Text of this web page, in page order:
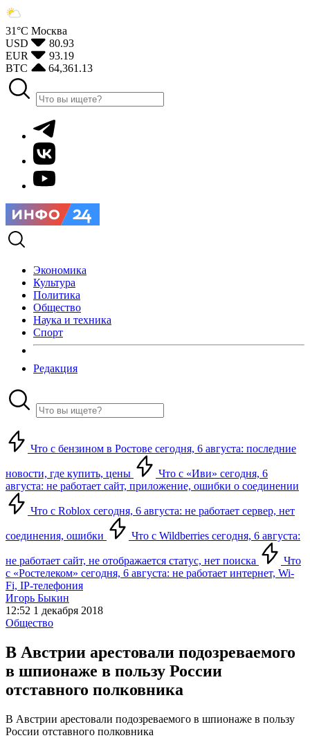
31°С Москва
USD
80.93
EUR
93.19
BTC
64,361.13
Экономика
Культура
Политика
Общество
Наука и техника
Спорт
Редакция
Что с бензином в Ростове сегодня, 6 августа: последние
новости, где купить, цены
Что с «Иви» сегодня, 6
августа: не работает сайт, приложение, ошибки о соединении
Что с Roblox сегодня, 6 августа: не работает сервер, нет
соединения, ошибки Что с Wildberries сегодня, 6 августа:
не работает сайт, не отображается статус, нет поиска
Что
с «Ростелеком» сегодня, 6 августа: не работает интернет, Wi-
Fi, IP-телефония
Игорь Быкин
12:52 1 декабря 2018
Общество
В Австрии арестовали подозреваемого
в шпионаже в пользу России
отставного полковника
В Австрии арестовали подозреваемого в шпионаже в пользу
России отставного полковника